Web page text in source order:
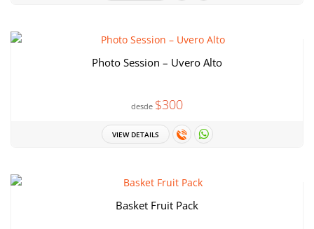
Photo Session – Uvero Alto
desde $300
VIEW DETAILS
Basket Fruit Pack